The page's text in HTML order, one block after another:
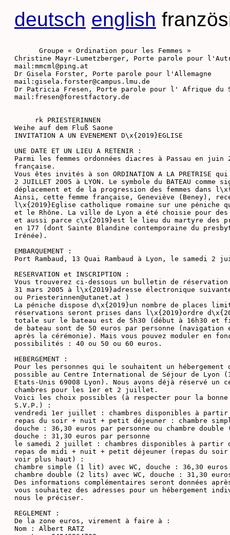
deutsch english
      Groupe « Ordination pour les Femmes »
Christine Mayr-Lumetzberger, Porte parole pour
mail:mmcml@ping.at
Dr Gisela Forster, Porte parole pour l'Allemagne
mail:gisela.forster@campus.lmu.de
Dr Patricia Fresen, Porte parole pour l' Afrique du
mail:fresen@forestfactory.de
     rk PRIESTERINNEN
Weihe auf dem Fluß Saone
INVITATION A UN EVENEMENT D\x{2019}EGLISE
UNE DATE ET UN LIEU A RETENIR :
Parmi les femmes ordonnées diacres à Passau en
française.
Vous êtes invités à son ORDINATION A LA PRETRISE
2 JUILLET 2005 à LYON. Le symbole du BATEAU comme
déplacement et de la progression des femmes dans
Ainsi, cette femme française, Geneviève (Beney),
l\x{2019}Eglise catholique romaine sur une péniche
et le Rhône. La ville de Lyon a été choisie pour
et aussi parce c\x{2019}est le lieu du martyre des
en 177 (dont Sainte Blandine contemporaine du
Irénée).
EMBARQUEMENT :
Port Rambaud, 13 Quai Rambaud à Lyon, le samedi 2
RESERVATION et INSCRIPTION :
Vous trouverez ci-dessous un bulletin de
31 mars 2005 à l\x{2019}adresse électronique suivante :
ou Priesterinnen@utanet.at )
La péniche dispose d\x{2019}un nombre de places
réservations seront prises dans l\x{2019}ordre
totale sur le bateau est de 5h30 (début à 16h30 et
de bateau sont de 50 euros par personne
après la cérémonie). Mais vous pouvez moduler en
possibilités : 40 ou 50 ou 60 euros.
HEBERGEMENT :
Pour les personnes qui le souhaitent un hébergement
possible au Centre International de Séjour de Lyon
Etats-Unis 69008 Lyon). Nous avons déjà réservé un
chambres pour les 1er et 2 juillet.
Voici les choix possibles (à respecter pour la
S.V.P.) :
vendredi 1er juillet : chambres disponibles à partir
repas du soir + nuit + petit déjeuner : chambre
douche : 36,30 euros par personne ou chambre
douche : 31,30 euros par personne
le samedi 2 juillet : chambres disponibles à partir
repas de midi + nuit + petit déjeuner (repas du
voir plus haut) :
chambre simple (1 lit) avec WC, douche : 36,30 euros
chambre double (2 lits) avec WC, douche : 31,30
Des informations complémentaires seront données
vous souhaitez des adresses pour un hébergement
nous le préciser.
REGLEMENT :
De la zone euros, virement à faire à :
Nom : Albert RATZ